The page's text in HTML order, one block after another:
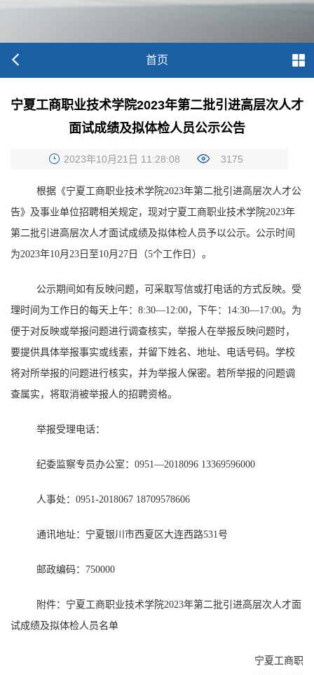
首页
宁夏工商职业技术学院2023年第二批引进高层次人才
面试成绩及拟体检人员公示公告
2023年10月21日 11:28:08 3175
根据《宁夏工商职业技术学院2023年第二批引进高层次人才公
告》及事业单位招聘相关规定，现对宁夏工商职业技术学院2023年
第二批引进高层次人才面试成绩及拟体检人员予以公示。公示时间
为2023年10月 23 日至10月 27 日（5个工作日）。
公示期间如有反映问题，可采取写信或打电话的方式反映。受
理时间为工作日的每天上午： 8:30—12:00，下午：14:30—17:00。为
便于对反映或举报问题进行调查核实，举报人在举报反映问题时，
要提供具体举报事实或线索，并留下姓名、地址、电话号码。学校
将对所举报的问题进行核实，并为举报人保密。若所举报的问题调
查属实，将取消被举报人的招聘资格。
举报受理电话：
纪委监察专员办公室： 0951—2018096 13369596000
人事处： 0951-2018067 18709578606
通讯地址：宁夏银川市西夏区大连西路531号
邮政编码： 750000
附件：宁夏工商职业技术学院2023年第二批引进高层次人才面
试成绩及拟体检人员名单
宁夏工商职